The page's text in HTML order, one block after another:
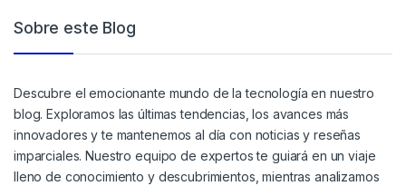
Sobre este Blog
Descubre el emocionante mundo de la tecnología en nuestro
blog. Exploramos las últimas tendencias, los avances más
innovadores y te mantenemos al día con noticias y reseñas
imparciales. Nuestro equipo de expertos te guiará en un viaje
lleno de conocimiento y descubrimientos, mientras analizamos